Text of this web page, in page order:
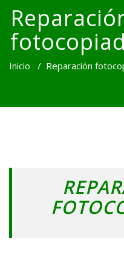
Inicio / Reparación